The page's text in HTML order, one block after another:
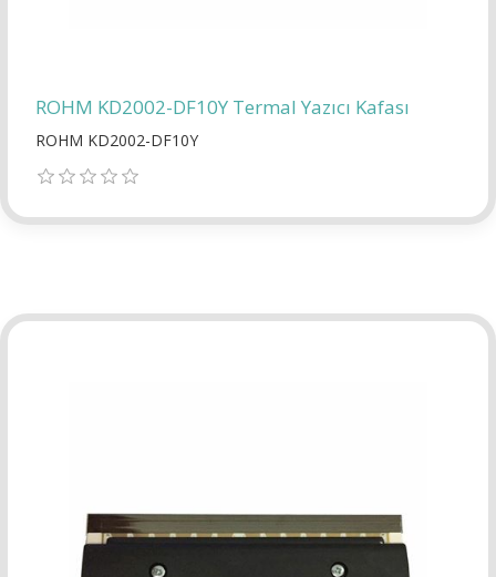
ROHM KD2002-DF10Y Termal Yazıcı Kafası
ROHM KD2002-DF10Y